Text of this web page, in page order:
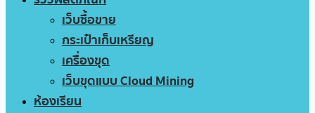
เว็บซื้อขาย
กระเป๋าเก็บเหรียญ
เครื่องขุด
เว็บขุดแบบ Cloud Mining
ห้องเรียน